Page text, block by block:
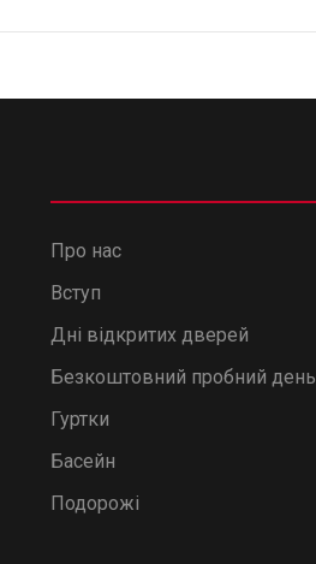
Про нас
Вступ
Дні відкритих дверей
Безкоштовний пробний день
Гуртки
Басейн
Подорожі